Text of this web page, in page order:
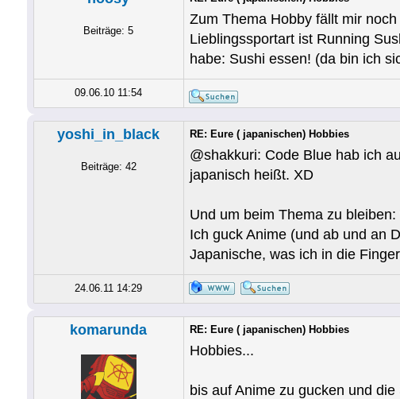
Beiträge: 5
Zum Thema Hobby fällt mir
Lieblingssportart ist Running
habe: Sushi essen! (da bin ich
09.06.10 11:54
yoshi_in_black
Beiträge: 42
RE: Eure ( japanischen) Hobbies
@shakkuri: Code Blue hab ich
japanisch heißt. XD
Und um beim Thema zu
Ich guck Anime (und ab und an
Japanische, was ich in die
24.06.11 14:29
komarunda RE: Eure ( japanischen) Hobbies
Hobbies...
bis auf Anime zu gucken und